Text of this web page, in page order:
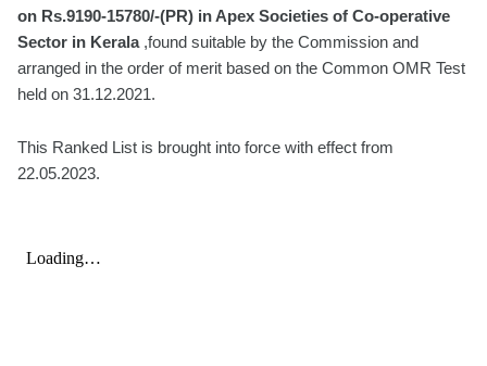
on Rs.9190-15780/-(PR) in Apex Societies of Co-operative
Sector in Kerala,found suitable by the Commission and
arranged in the order of merit based on the Common OMR Test
held on 31.12.2021.
This Ranked List is brought into force with effect from
22.05.2023.